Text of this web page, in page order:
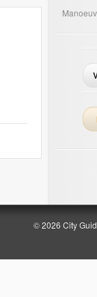
© 2026 City